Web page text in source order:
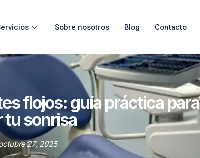
Sobre nosotros Blog Contacto
flojos: guía práctica para
tu sonrisa
27, 2025